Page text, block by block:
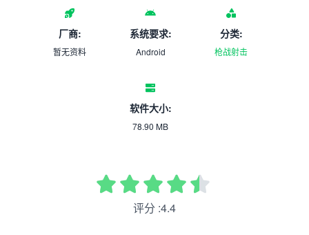
厂商:
暂无资料
系统要求:
Android
分类:
枪战射击
软件大小:
78.90 MB
评分 :4.4